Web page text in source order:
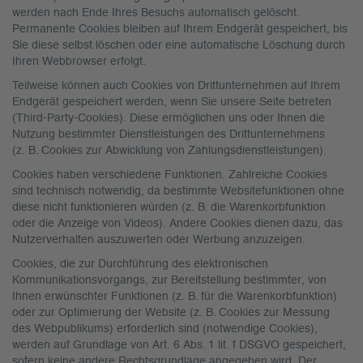
werden nach Ende Ihres Besuchs automatisch gelöscht.
Permanente Cookies bleiben auf Ihrem Endgerät gespeichert, bis
Sie diese selbst löschen oder eine automatische Löschung durch
Ihren Webbrowser erfolgt.
Teilweise können auch Cookies von Drittunternehmen auf Ihrem
Endgerät gespeichert werden, wenn Sie unsere Seite betreten
(Third-Party-Cookies). Diese ermöglichen uns oder Ihnen die
Nutzung bestimmter Dienstleistungen des Drittunternehmens
(z. B. Cookies zur Abwicklung von Zahlungsdienstleistungen).
Cookies haben verschiedene Funktionen. Zahlreiche Cookies
sind technisch notwendig, da bestimmte Websitefunktionen ohne
diese nicht funktionieren würden (z. B. die Warenkorbfunktion
oder die Anzeige von Videos). Andere Cookies dienen dazu, das
Nutzerverhalten auszuwerten oder Werbung anzuzeigen.
Cookies, die zur Durchführung des elektronischen
Kommunikationsvorgangs, zur Bereitstellung bestimmter, von
Ihnen erwünschter Funktionen (z. B. für die Warenkorbfunktion)
oder zur Optimierung der Website (z. B. Cookies zur Messung
des Webpublikums) erforderlich sind (notwendige Cookies),
werden auf Grundlage von Art. 6 Abs. 1 lit. f DSGVO gespeichert,